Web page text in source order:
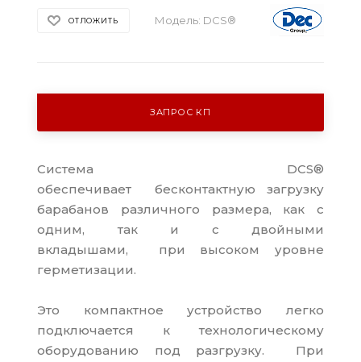
ОТЛОЖИТЬ Модель: DCS®
ЗАПРОС КП
Система DCS®
обеспечивает бесконтактную загрузку
барабанов различного размера, как с
одним, так и с двойными
вкладышами, при высоком уровне
герметизации.
Это компактное устройство легко
подключается к технологическому
оборудованию под разгрузку. При